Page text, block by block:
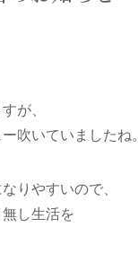
が、
吹いていましたね。
りやすいので、
し生活を